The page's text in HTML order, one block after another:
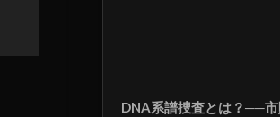
DNA系譜捜査とは？──